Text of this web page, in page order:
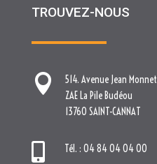
TROUVEZ-NOUS

514. Avenue Jean Monnet
ZAE La Pile Budéou
13760 SAINT-CANNAT
 Tél. : 04 84 04 04 00